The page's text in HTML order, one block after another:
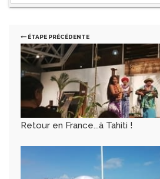
ÉTAPE PRÉCÉDENTE
Retour en France...à Tahiti !